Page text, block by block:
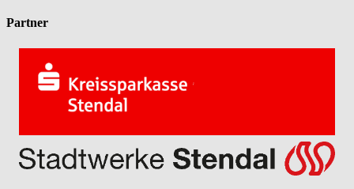
Partner